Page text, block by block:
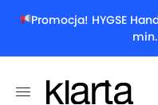
Promocja! HYGSE